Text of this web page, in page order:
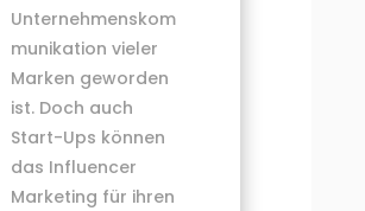
Unternehmenskom
munikation vieler
Marken geworden
ist. Doch auch
Start-Ups können
das Influencer
Marketing für ihren